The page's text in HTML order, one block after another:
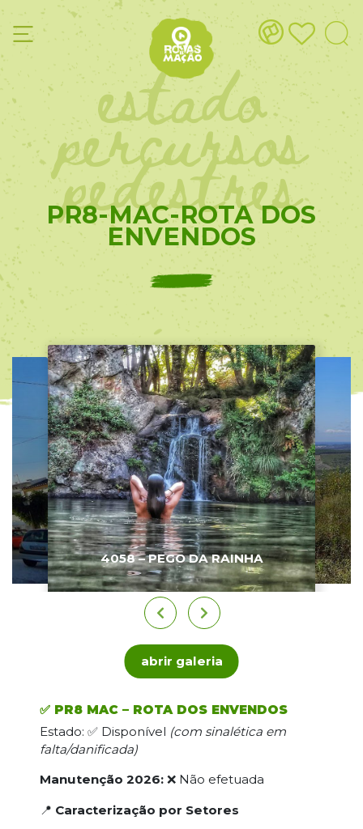
estado
percursos
pedestres
PR8-MAC-ROTA DOS
ENVENDOS
4058 – PEGO DA RAINHA
abrir galeria
✅ PR8 MAC – ROTA DOS ENVENDOS
Estado: ✅ Disponível (com sinalética em
falta/danificada)
Manutenção 2026:❌ Não efetuada
📍 Caracterização por Setores